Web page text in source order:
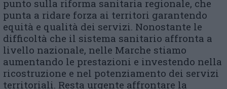
punto sulla riforma sanitaria regionale, che
punta a ridare forza ai territori garantendo
equità e qualità dei servizi. Nonostante le
difficoltà che il sistema sanitario affronta a
livello nazionale, nelle Marche stiamo
aumentando le prestazioni e investendo nella
ricostruzione e nel potenziamento dei servizi
territoriali. Resta urgente affrontare la